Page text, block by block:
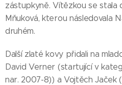
zástupkyně. Vítězkou se stala
Mňuková, kterou následovala
druhém.
Další zlaté kovy přidali na
David Verner (startující v
nar. 2007-8)) a Vojtěch Jaček